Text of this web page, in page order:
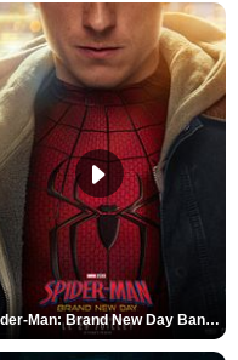
Spider-Man: Brand New Day Bande-annonce (3) VO STFR